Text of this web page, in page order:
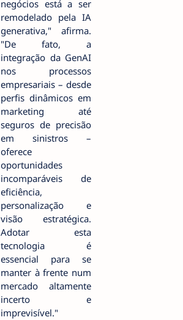
negócios está a ser
remodelado pela IA
generativa," afirma.
"De fato, a
integração da GenAI
nos processos
empresariais – desde
perfis dinâmicos em
marketing até
seguros de precisão
em sinistros –
oferece
oportunidades
incomparáveis de
eficiência,
personalização e
visão estratégica.
Adotar esta
tecnologia é
essencial para se
manter à frente num
mercado altamente
incerto e
imprevisível."